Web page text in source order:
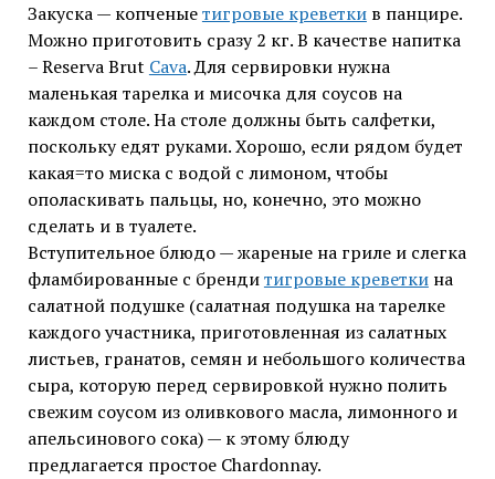
Закуска — копченыетигровые креветкив панцире.
Можно приготовить сразу 2 кг. В качестве напитка
– Reserva Brut Cava. Для сервировки нужна
маленькая тарелка и мисочка для соусов на
каждом столе. На столе должны быть салфетки,
поскольку едят руками. Хорошо, если рядом будет
какая=то миска с водой с лимоном, чтобы
ополаскивать пальцы, но, конечно, это можно
сделать и в туалете.
Вступительное блюдо — жареные на гриле и слегка
фламбированные с брендитигровые креветкина
салатной подушке (салатная подушка на тарелке
каждого участника, приготовленная из салатных
листьев, гранатов, семян и небольшого количества
сыра, которую перед сервировкой нужно полить
свежим соусом из оливкового масла, лимонного и
апельсинового сока) — к этому блюду
предлагается простое Chardonnay.